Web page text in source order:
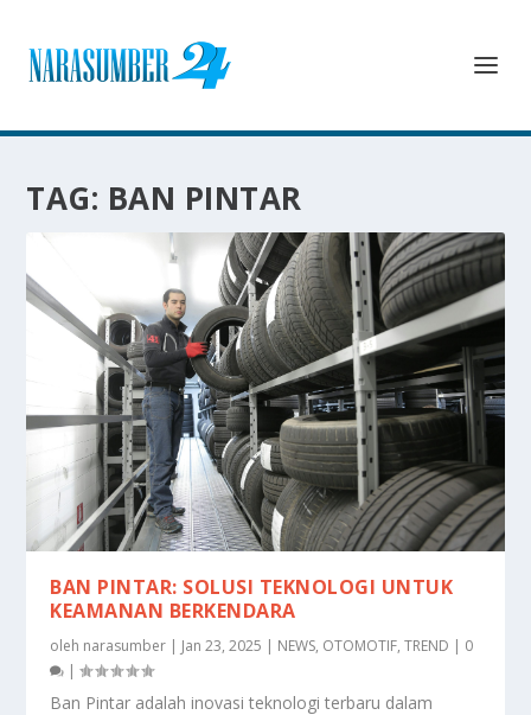
TAG: BAN PINTAR
BAN PINTAR: SOLUSI TEKNOLOGI UNTUK
KEAMANAN BERKENDARA
oleh narasumber | Jan 23, 2025 | NEWS, OTOMOTIF,TREND | 0
|
Ban Pintar adalah inovasi teknologi terbaru dalam